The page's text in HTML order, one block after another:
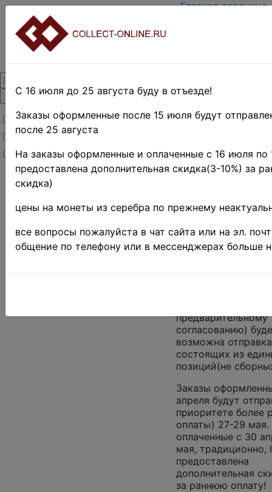
Товары со скидкой
Товары в наличии
Новинки
Главная страница
Оплата
Термины и
Предварительные
заказы!
Отправка
заказов
предварительному
согласованию)
возможна
состоящих из
позиций(не
Заказы
апреля будут
приоритете более
оплаты) 27-29 мая.
оплаченные с 30
мая, традиционно,
предоставлена
дополнительная
за раннюю оплату!
С 16 июля до 25 августа буду в отъезде!
Заказы оформленные после 15 июля будут
после 25 августа
На заказы оформленные и оплаченные с 16 июля по
предоставлена дополнительная скидка(3-10%) за
скидка)
цены на монеты из серебра по прежнему
все вопросы пожалуйста в чат сайта или на эл.
общение по телефону или в мессенджерах больше